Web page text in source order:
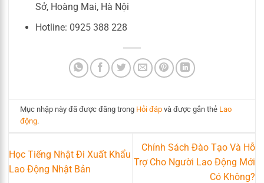
Sở, Hoàng Mai, Hà Nội
Hotline: 0925 388 228
Mục nhập này đã được đăng trong Hỏi đáp và được gắn thẻ Lao
động.
Học Tiếng Nhật Đi Xuất Khẩu
Lao Động Nhật Bản
Chính Sách Đào Tạo Và Hỗ
Trợ Cho Người Lao Động Mới
Có Không?